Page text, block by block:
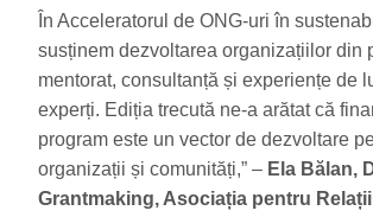
În Acceleratorul de ONG-uri în
susținem dezvoltarea organizațiilor din
mentorat, consultanță și experiențe de
experți. Ediția trecută ne-a arătat că
program este un vector de dezvoltare
organizații și comunități,” – Ela Bălan,
Grantmaking, Asociația pentru